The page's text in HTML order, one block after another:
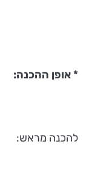
* אופן ההכנה:
להכנה מראש: